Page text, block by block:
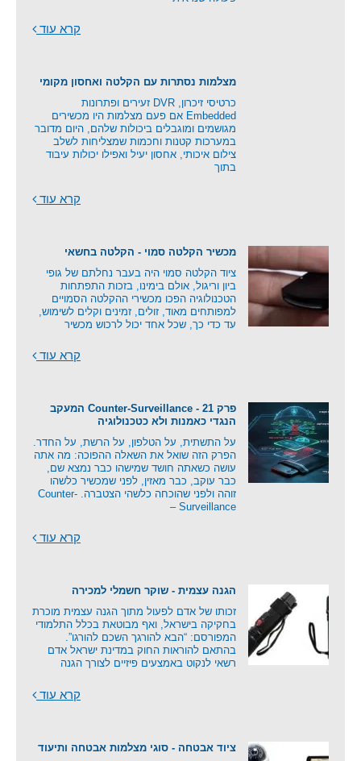
קרא עוד
מצלמות נסתרות עם הקלטה ואחסון מקומי
כרטיסי זיכרון, DVR זעירים ופתרונות
Embedded אם פעם מצלמות היו מכשירים
מגושמים ומוגבלים ביכולות שלהם, היום מדובר
במערכות קטנות וחכמות שמצליחות לשלב
צילום איכותי, אחסון יעיל ואפילו יכולות עיבוד
בתוך
קרא עוד
מכשיר הקלטה סמוי - הקלטה בחשאי
ציוד הקלטה סמוי היה בעבר נחלתם של גופי
ביון וריגול, אולם בימינו, בזכות התפתחות
הטכנולוגיה הפכו מכשירי ההקלטה הסמויים
למפותחים מאוד, זולים, זמינים וקלים לשימוש,
עד כדי כך, שכל אחד יכול לרכוש מכשיר
קרא עוד
פרק 21 - Counter-Surveillance המעקב
הנגדי כאמנות ולא כטכנולוגיה
על התשתית, על הטלפון, על הרשת, על החדר.
הפרק הזה שואל את השאלה ההפוכה: מה אתה
עושה כשאתה חושד שמישהו כבר נמצא שם,
כבר עוקב, כבר מאזין, לפני שמכשיר כלשהו
זוהה ולפני שהוכחה כלשהי הצטברה. Counter-
Surveillance –
קרא עוד
הגנה עצמית - שוקר חשמלי למכירה
זכותו של אדם לפעול מתוך הגנה עצמית מוכרת
בחקיקה בישראל, ואף מבוטאת בכלל התלמודי
המפורסם: “הבא להורגך השכם להורגו”.
בהתאם להוראות החוק במדינת ישראל אדם
רשאי לנקוט באמצעים פיזיים לצורך הגנה
קרא עוד
ציוד אבטחה - סוגי מצלמות אבטחה ותיעוד